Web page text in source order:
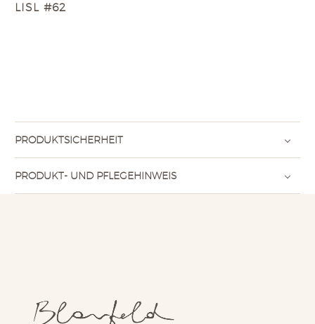
LISL #62
PRODUKTSICHERHEIT
PRODUKT- UND PFLEGEHINWEIS